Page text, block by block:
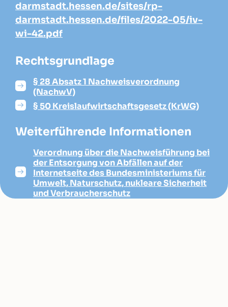
darmstadt.hessen.de/sites/rp-
darmstadt.hessen.de/files/2022-05/iv-
wi-42.pdf
Rechtsgrundlage
§ 28 Absatz 1 Nachweisverordnung
(NachwV)
§ 50 Kreislaufwirtschaftsgesetz (KrWG)
Weiterführende Informationen
Verordnung über die Nachweisführung bei
der Entsorgung von Abfällen auf der
Internetseite des Bundesministeriums für
Umwelt, Naturschutz, nukleare Sicherheit
und Verbraucherschutz